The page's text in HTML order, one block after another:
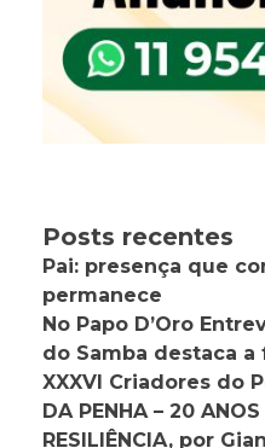
Posts recentes
Pai: presença que
permanece
No Papo D’Oro
do Samba destaca
XXXVI Criadores do
DA PENHA – 20
RESILIÊNCIA, por